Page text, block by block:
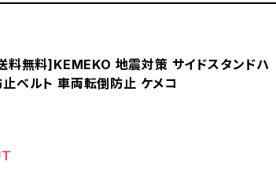
料無料]KEMEKO 地震対策 サイドスタンドハ
ベルト 車両転倒防止 ケメコ